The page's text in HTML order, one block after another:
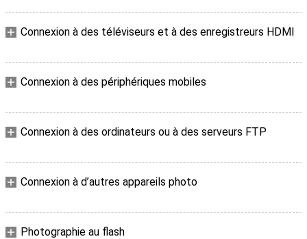
Connexion à des téléviseurs et à des enregistreurs HDMI
Connexion à des périphériques mobiles
Connexion à des ordinateurs ou à des serveurs FTP
Connexion à d’autres appareils photo
Photographie au flash